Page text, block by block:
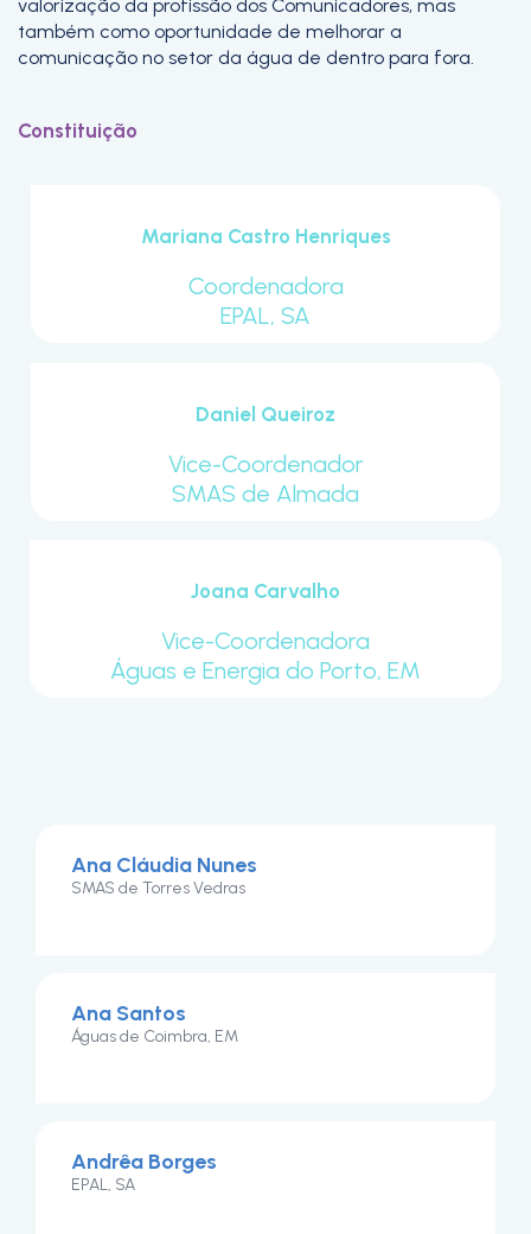
valorização da profissão dos Comunicadores, mas
também como oportunidade de melhorar a
comunicação no setor da água de dentro para fora.
Constituição
Mariana Castro Henriques
Coordenadora
EPAL, SA
Daniel Queiroz
Vice-Coordenador
SMAS de Almada
Joana Carvalho
Vice-Coordenadora
Águas e Energia do Porto, EM
Ana Cláudia Nunes
SMAS de Torres Vedras
Ana Santos
Águas de Coimbra, EM
Andrêa Borges
EPAL, SA